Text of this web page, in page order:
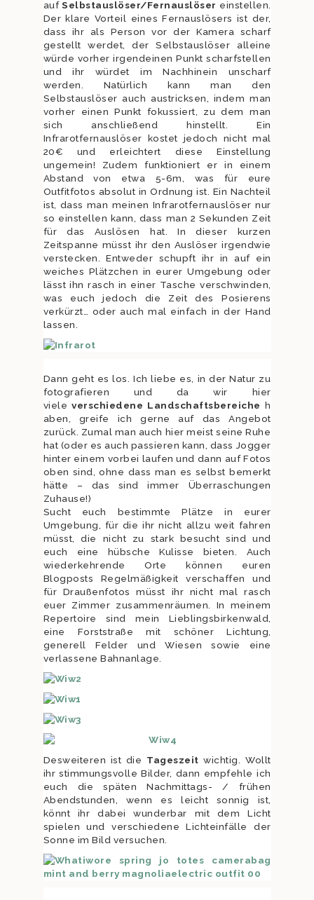
aufSelbstauslöser/Fernauslöser einstellen.
Der klare Vorteil eines Fernauslösers ist der,
dass ihr als Person vor der Kamera scharf
gestellt werdet, der Selbstauslöser alleine
würde vorher irgendeinen Punkt scharfstellen
und ihr würdet im Nachhinein unscharf
werden. Natürlich kann man den
Selbstauslöser auch austricksen, indem man
vorher einen Punkt fokussiert, zu dem man
sich anschließend hinstellt. Ein
Infrarotfernauslöser kostet jedoch nicht mal
20€ und erleichtert diese Einstellung
ungemein! Zudem funktioniert er in einem
Abstand von etwa 5-6m, was für eure
Outfitfotos absolut in Ordnung ist. Ein Nachteil
ist, dass man meinen Infrarotfernauslöser nur
so einstellen kann, dass man 2 Sekunden Zeit
für das Auslösen hat. In dieser kurzen
Zeitspanne müsst ihr den Auslöser irgendwie
verstecken. Entweder schupft ihr in auf ein
weiches Plätzchen in eurer Umgebung oder
lässt ihn rasch in einer Tasche verschwinden,
was euch jedoch die Zeit des Posierens
verkürzt… oder auch mal einfach in der Hand
lassen.
Dann geht es los. Ich liebe es, in der Natur zu
fotografieren und da wir hier
vieleverschiedene Landschaftsbereiche h
aben, greife ich gerne auf das Angebot
zurück. Zumal man auch hier meist seine Ruhe
hat (oder es auch passieren kann, dass Jogger
hinter einem vorbei laufen und dann auf Fotos
oben sind, ohne dass man es selbst bemerkt
hätte – das sind immer Überraschungen
Zuhause!)
Sucht euch bestimmte Plätze in eurer
Umgebung, für die ihr nicht allzu weit fahren
müsst, die nicht zu stark besucht sind und
euch eine hübsche Kulisse bieten. Auch
wiederkehrende Orte können euren
Blogposts Regelmäßigkeit verschaffen und
für Draußenfotos müsst ihr nicht mal rasch
euer Zimmer zusammenräumen. In meinem
Repertoire sind mein Lieblingsbirkenwald,
eine Forststraße mit schöner Lichtung,
generell Felder und Wiesen sowie eine
verlassene Bahnanlage.
Desweiteren ist die Tageszeit wichtig. Wollt
ihr stimmungsvolle Bilder, dann empfehle ich
euch die späten Nachmittags- / frühen
Abendstunden, wenn es leicht sonnig ist,
könnt ihr dabei wunderbar mit dem Licht
spielen und verschiedene Lichteinfälle der
Sonne im Bild versuchen.